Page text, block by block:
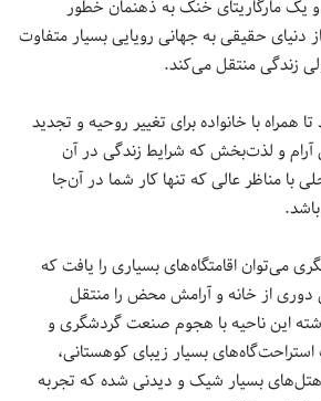
و یک مارگاریتای خنک به ذهنمان خطور
دنیای حقیقی به جهانی رویایی بسیار متفاوت
زندگی منتقل می‌کند.
همراه با خانواده برای تغییر روحیه و تجدید
آرام و لذت‌بخش که شرایط زندگی در آن
با مناظر عالی که تنها کار شما در آن‌جا
می‌توان اقامتگاه‌های بسیاری را یافت که
از خانه و آرامش محض را منتقل
این ناحیه با هجوم صنعت گردشگری و
بسیار زیبای کوهستانی،
بسیار شیک و دیدنی شده که تجربه